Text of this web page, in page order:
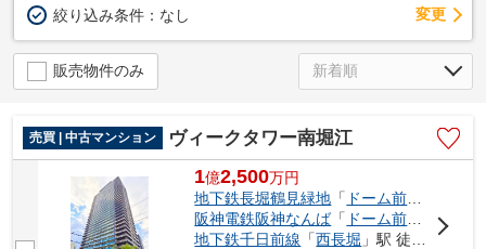
絞り込み条件： なし 変更
販売物件のみ
売買 | 中古マンション ヴィークタワー南堀江
1億2,500万円
地下鉄長堀鶴見緑地 「 ドーム前千代崎
阪神電鉄阪神なんば「 ドーム前 」駅 徒歩7
地下鉄千日前線 「西長堀 」駅 徒歩7分